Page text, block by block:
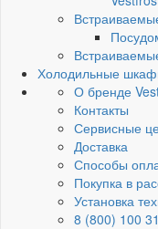
Холодильные
О бренде
Контакты
Сервисные
Доставка
Способы
Покупка в
Установка
8 (800) 100